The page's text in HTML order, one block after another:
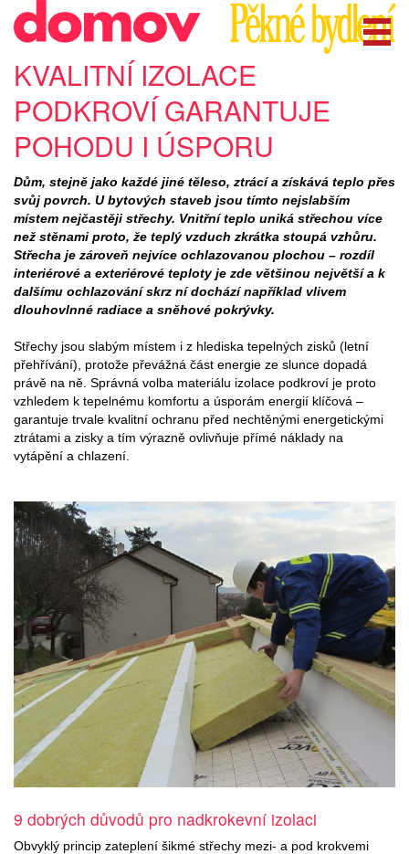
KVALITNÍ IZOLACE
PODKROVÍ GARANTUJE
POHODU I ÚSPORU
Dům, stejně jako každé jiné těleso, ztrácí a získává teplo přes
svůj povrch. U bytových staveb jsou tímto nejslabším
místem nejčastěji střechy. Vnitřní teplo uniká střechou více
než stěnami proto, že teplý vzduch zkrátka stoupá vzhůru.
Střecha je zároveň nejvíce ochlazovanou plochou – rozdíl
interiérové a exteriérové teploty je zde většinou největší a k
dalšímu ochlazování skrz ní dochází například vlivem
dlouhovlnné radiace a sněhové pokrývky.
Střechy jsou slabým místem i z hlediska tepelných zisků (letní
přehřívání), protože převážná část energie ze slunce dopadá
právě na ně. Správná volba materiálu izolace podkroví je proto
vzhledem k tepelnému komfortu a úsporám energií klíčová –
garantuje trvale kvalitní ochranu před nechtěnými energetickými
ztrátami a zisky a tím výrazně ovlivňuje přímé náklady na
vytápění a chlazení.
9 dobrých důvodů pro nadkrokevní izolaci
Obvyklý princip zateplení šikmé střechy mezi- a pod krokvemi